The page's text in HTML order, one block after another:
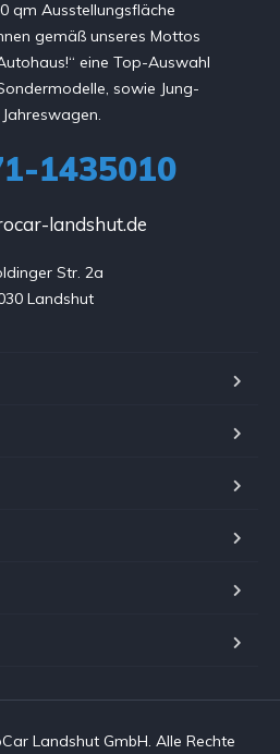
qm Ausstellungsfläche
gemäß unseres Mottos
eine Top-Auswahl
sowie Jung-
1435010
landshut.de
Str. 2a
Landshut
Landshut GmbH. Alle Rechte